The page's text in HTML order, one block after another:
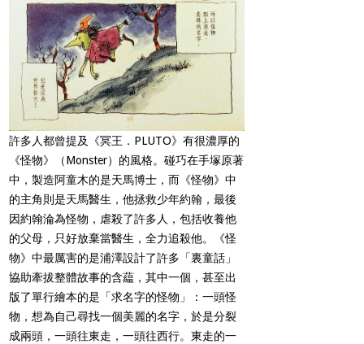
許多人都曾提及《冥王． PLUTO》有很濃厚的
《怪物》（Monster）的風格。碰巧在手塚原著
中，製造阿童木的是天馬博士，而《怪物》中
的主角則是天馬醫生，他拯救少年約翰，最後
因約翰淪為怪物，虐殺了許多人，包括收養他
的父母，只好放棄當醫生，全力追殺他。《怪
物》中最厲害的是浦澤設計了許多「裏童話」
協助牽拔整體故事的含藴，其中一個，甚至出
版了單行繪本的是「求名字的怪物」：一頭怪
物，想為自己尋找一個美麗的名字，於是分裂
成兩頭，一頭往東走，一頭往西行。東走的一